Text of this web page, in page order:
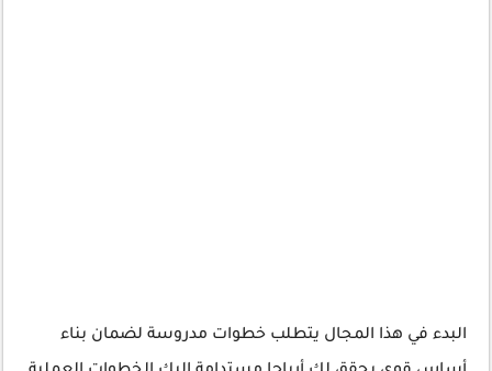
البدء في هذا المجال يتطلب خطوات مدروسة لضمان بناء